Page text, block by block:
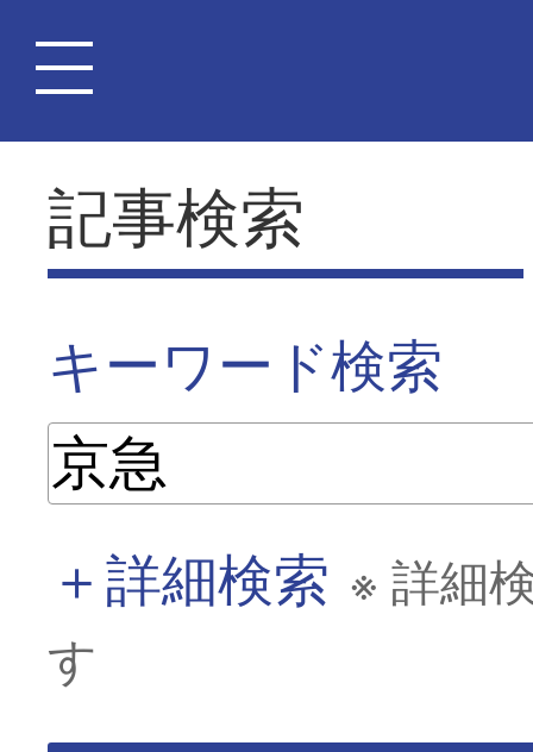
記事検索
キーワード検索
＋詳細検索 ※ 詳細
す